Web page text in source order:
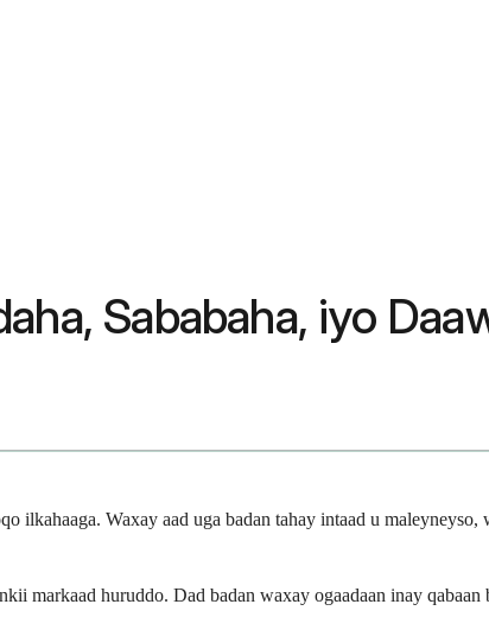
Sababaha, iyo
ilkahaaga. Waxay aad uga badan tahay intaad u
markaad huruddo. Dad badan waxay ogaadaan inay